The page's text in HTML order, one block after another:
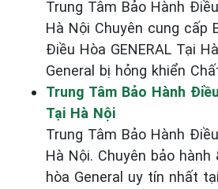
Trung Tâm Bảo Hành
Hà Nội Chuyên cung cấp
Điều Hòa GENERAL Tại
General bị hỏng khiển
Trung Tâm Bảo Hành
Tại Hà Nội
Trung Tâm Bảo Hành
Hà Nội. Chuyên bảo
hòa General uy tín nhất